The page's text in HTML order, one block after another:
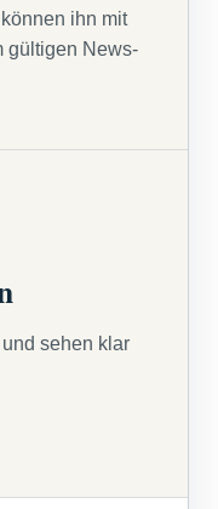
ihn mit
gültigen News-
sehen klar